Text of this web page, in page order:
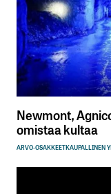
Newmont,
omistaa kultaa
ARVO-OSAKKEETKAUPALLINEN